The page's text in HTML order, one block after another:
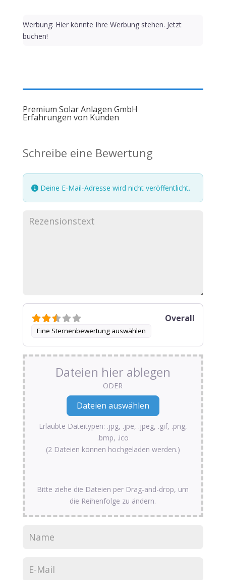
Werbung: Hier könnte Ihre Werbung stehen. Jetzt
buchen!
Premium Solar Anlagen GmbH
Erfahrungen von Kunden
Schreibe eine Bewertung
Deine E-Mail-Adresse wird nicht veröffentlicht.
Eine Sternenbewertung auswählen
Overall
Dateien hier ablegen
ODER
Erlaubte Dateitypen: .jpg, .jpe, .jpeg, .gif, .png,
.bmp, .ico
(2 Dateien können hochgeladen werden.)
Bitte ziehe die Dateien per Drag-and-drop, um
die Reihenfolge zu ändern.